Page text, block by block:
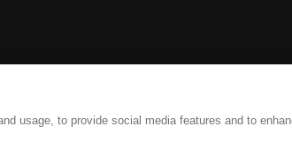
usage, to provide social media features and to